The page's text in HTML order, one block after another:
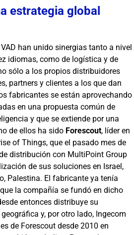
estrategia global
han unido sinergias tanto a nivel
idiomas, como de logística y de
sólo a los propios distribuidores
partners y clientes a los que dan
fabricantes se están aprovechando
en una propuesta común de
y que se extiende por una
de ellos ha sido Forescout, líder en
of Things, que el pasado mes de
distribución con MultiPoint Group
de sus soluciones en Israel,
Palestina. El fabricante ya tenía
la compañía se fundó en dicho
entonces distribuye su
y, por otro lado, Ingecom
de Forescout desde 2010 en